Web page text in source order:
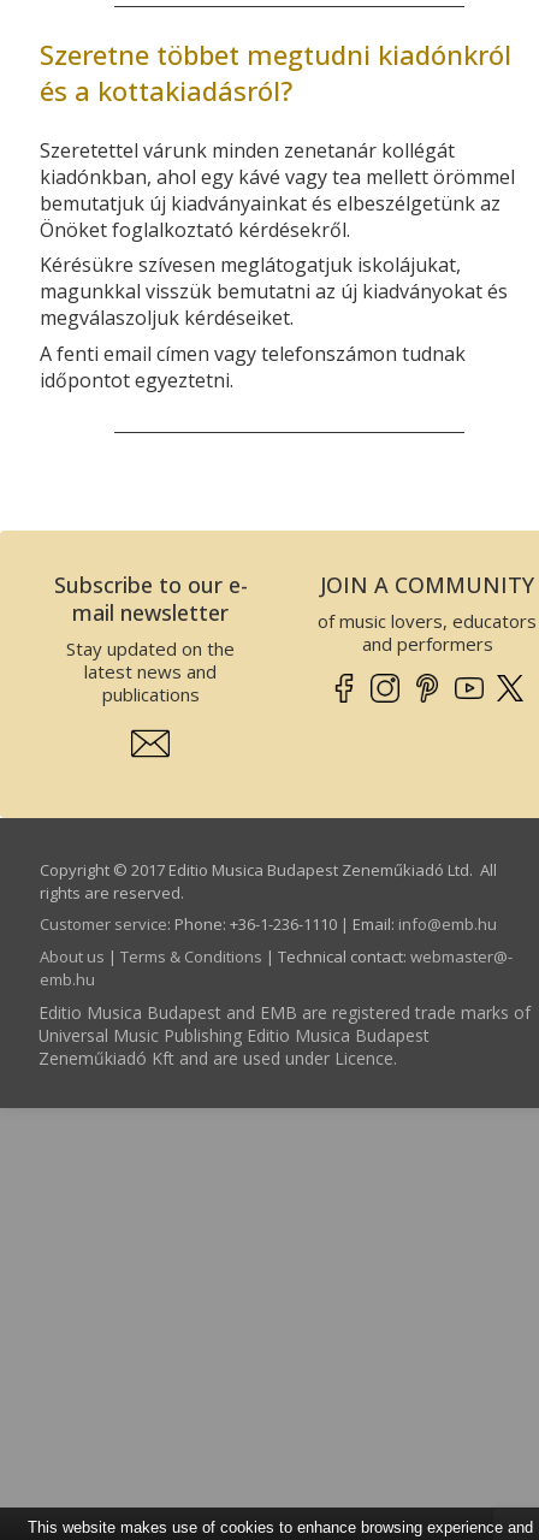
Szeretne többet megtudni kiadónkról
és a kottakiadásról?
Szeretettel várunk minden zenetanár kollégát
kiadónkban, ahol egy kávé vagy tea mellett örömmel
bemutatjuk új kiadványainkat és elbeszélgetünk az
Önöket foglalkoztató kérdésekről.
Kérésükre szívesen meglátogatjuk iskolájukat,
magunkkal visszük bemutatni az új kiadványokat és
megválaszoljuk kérdéseiket.
A fenti email címen vagy telefonszámon tudnak
időpontot egyeztetni.
Subscribe to our e-
mail newsletter
Stay updated on the
latest news and
publications
JOIN A COMMUNITY
of music lovers, educators
and performers
Copyright © 2017 Editio Musica Budapest Zeneműkiadó Ltd. All
rights are reserved.
Customer service: Phone: +36-1-236-1110 | Email: info­@­emb.hu
About us | Terms & Conditions | Technical contact: webmaster­@­
emb.hu
Editio Musica Budapest and EMB are registered trade marks of
Universal Music Publishing Editio Musica Budapest
Zeneműkiadó Kft and are used under Licence.
This website makes use of cookies to enhance browsing experience and